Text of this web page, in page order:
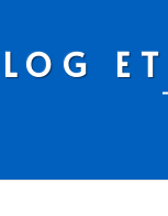
ET